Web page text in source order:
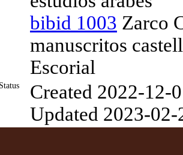
bibid 1003 Zarco
manuscritos
Escorial
Created 2022-12-
Updated 2023-02-